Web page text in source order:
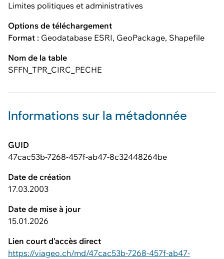
Limites politiques et administratives
Options de téléchargement
Format : Geodatabase ESRI, GeoPackage, Shapefile
Nom de la table
SFFN_TPR_CIRC_PECHE
Informations sur la métadonnée
GUID
47cac53b-7268-457f-ab47-8c32448264be
Date de création
17.03.2003
Date de mise à jour
15.01.2026
Lien court d'accès direct
https://viageo.ch/md/47cac53b-7268-457f-ab47-